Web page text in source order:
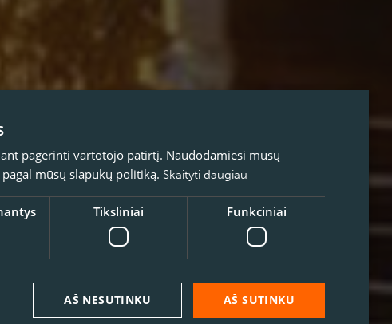
pagerinti vartotojo patirtį. Naudodamiesi mūsų
mūsų slapukų politiką. Skaityti daugiau
Tiksliniai Funkciniai
AŠ SUTINKU
AŠ NESUTINKU